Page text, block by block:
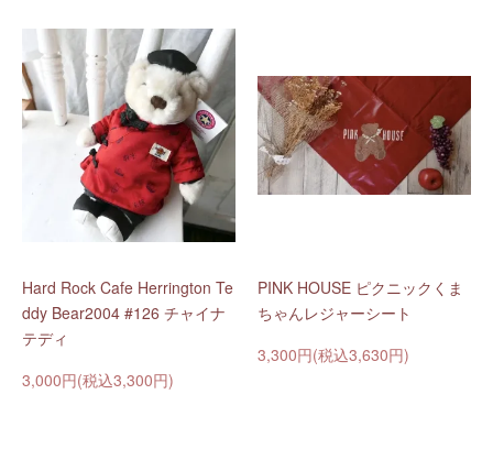
Hard Rock Cafe Herrington Te
ddy Bear2004 #126 チャイナ
テディ
3,000円(税込3,300円)
PINK HOUSE ピクニックくま
ちゃんレジャーシート
3,300円(税込3,630円)